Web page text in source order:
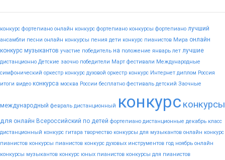
конкурс фортепиано онлайн конкурс фортепиано конкурсы фортепиано лучший
ансамбли песни онлайн конкурсы пения дети конкурс пианистов Мира онлайн
конкурс музыкантов участие победитель на положение январь лет лучшие
дистанционно Детские заочно победители Март фестивали Международные
симфонический оркестр конкурс духовой оркестр конкурс Интернет диплом Россия
итоги видео конкурса москва России бесплатно фестиваль детский Заочные
международный февраль дистанционный конкурс конкурсы
для онлайн Всероссийский по детей фортепиано дистанционные декабрь класс
дистанционный конкурс гитара творчество конкурсы для музыкантов онлайн конкурс
пианистов конкурсы пианистов конкурс духовых инструментов год ноябрь онлайн
конкурсы музыкантов конкурс юных пианистов конкурсы для пианистов